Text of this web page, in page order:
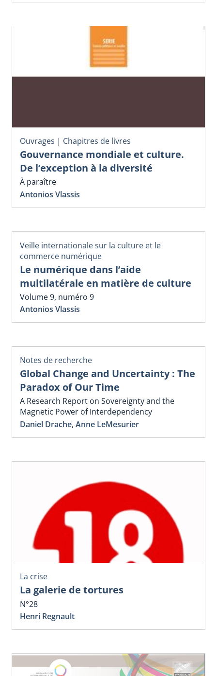
Ouvrages | Chapitres de livres
Gouvernance mondiale et culture.
De l’exception à la diversité
À paraître
Antonios Vlassis
Veille internationale sur la culture et le
commerce numérique
Le numérique dans l’aide
multilatérale en matière de culture
Volume 9, numéro 9
Antonios Vlassis
Notes de recherche
Global Change and Uncertainty : The
Paradox of Our Time
A Research Report on Sovereignty and the
Magnetic Power of Interdependency
Daniel Drache, Anne LeMesurier
La crise
La galerie de tortures
N°28
Henri Regnault